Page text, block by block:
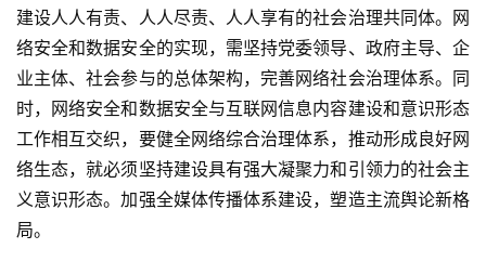
建设人人有责、人人尽责、人人享有的社会治理共同体。网
络安全和数据安全的实现，需坚持党委领导、政府主导、企
业主体、社会参与的总体架构，完善网络社会治理体系。同
时，网络安全和数据安全与互联网信息内容建设和意识形态
工作相互交织，要健全网络综合治理体系，推动形成良好网
络生态，就必须坚持建设具有强大凝聚力和引领力的社会主
义意识形态。加强全媒体传播体系建设，塑造主流舆论新格
局。